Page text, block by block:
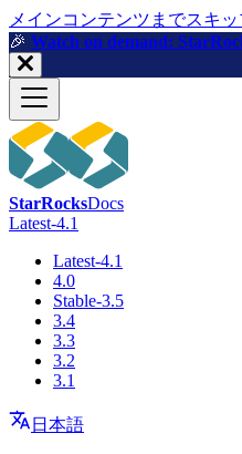
メインコンテンツまでスキ
🎉️ Watch on demand:
StarRocksDocs
Latest-4.1
Latest-4.1
4.0
Stable-3.5
3.4
3.3
3.2
3.1
日本語